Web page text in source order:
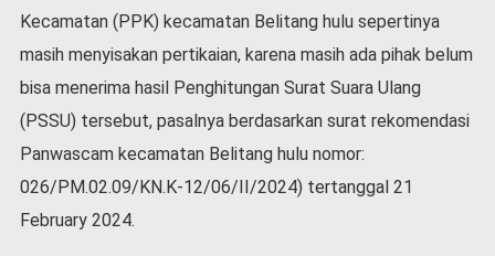
r
e
o
n
a
l
O
Kecamatan (PPK) kecamatan Belitang hulu sepertinya
masih menyisakan pertikaian, karena masih ada pihak belum
bisa menerima hasil Penghitungan Surat Suara Ulang
(PSSU) tersebut, pasalnya berdasarkan surat rekomendasi
Panwascam kecamatan Belitang hulu nomor:
026/PM.02.09/KN.K-12/06/II/2024) tertanggal 21
February 2024.